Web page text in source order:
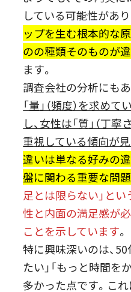
している可能性があり
ップを生む根本的な
のの種類そのものが
ます。
調査会社の分析にもあ
「量」（頻度）を求め
し、女性は「質」（丁寧
重視している傾向が
違いは単なる好みの
盤に関わる重要な問題
足とは限らない」と
性と内面の満足感が
ことを示しています。
特に興味深いのは、
たい」「もっと時間を
多かった点です。これ